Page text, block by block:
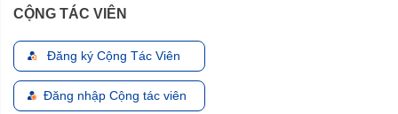
CỘNG TÁC VIÊN
Đăng ký Cộng Tác Viên
Đăng nhập Cộng tác viên